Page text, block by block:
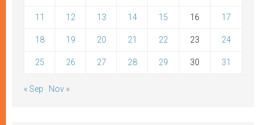
11 12 13 14 15 16 17
18 19 20 21 22 23 24
25 26 27 28 29 30 31
« Sep Nov »